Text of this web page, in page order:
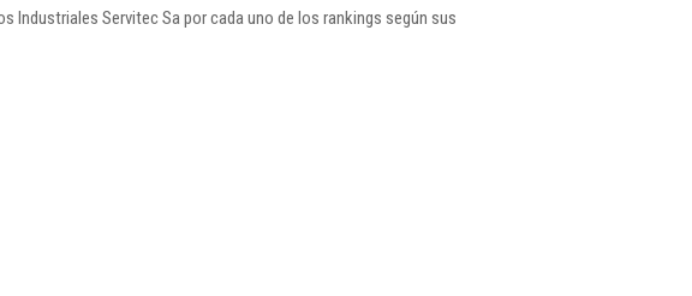
Industriales Servitec Sa por cada uno de los rankings según sus